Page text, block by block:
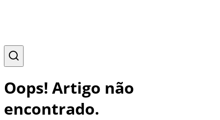
Oops! Artigo não
encontrado.